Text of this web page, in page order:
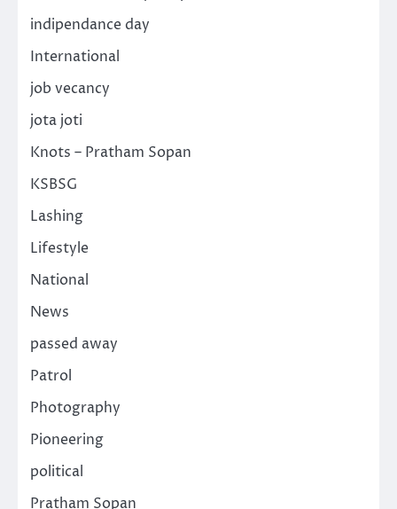
indipendance day
International
job vecancy
jota joti
Knots – Pratham Sopan
KSBSG
Lashing
Lifestyle
National
News
passed away
Patrol
Photography
Pioneering
political
Pratham Sopan